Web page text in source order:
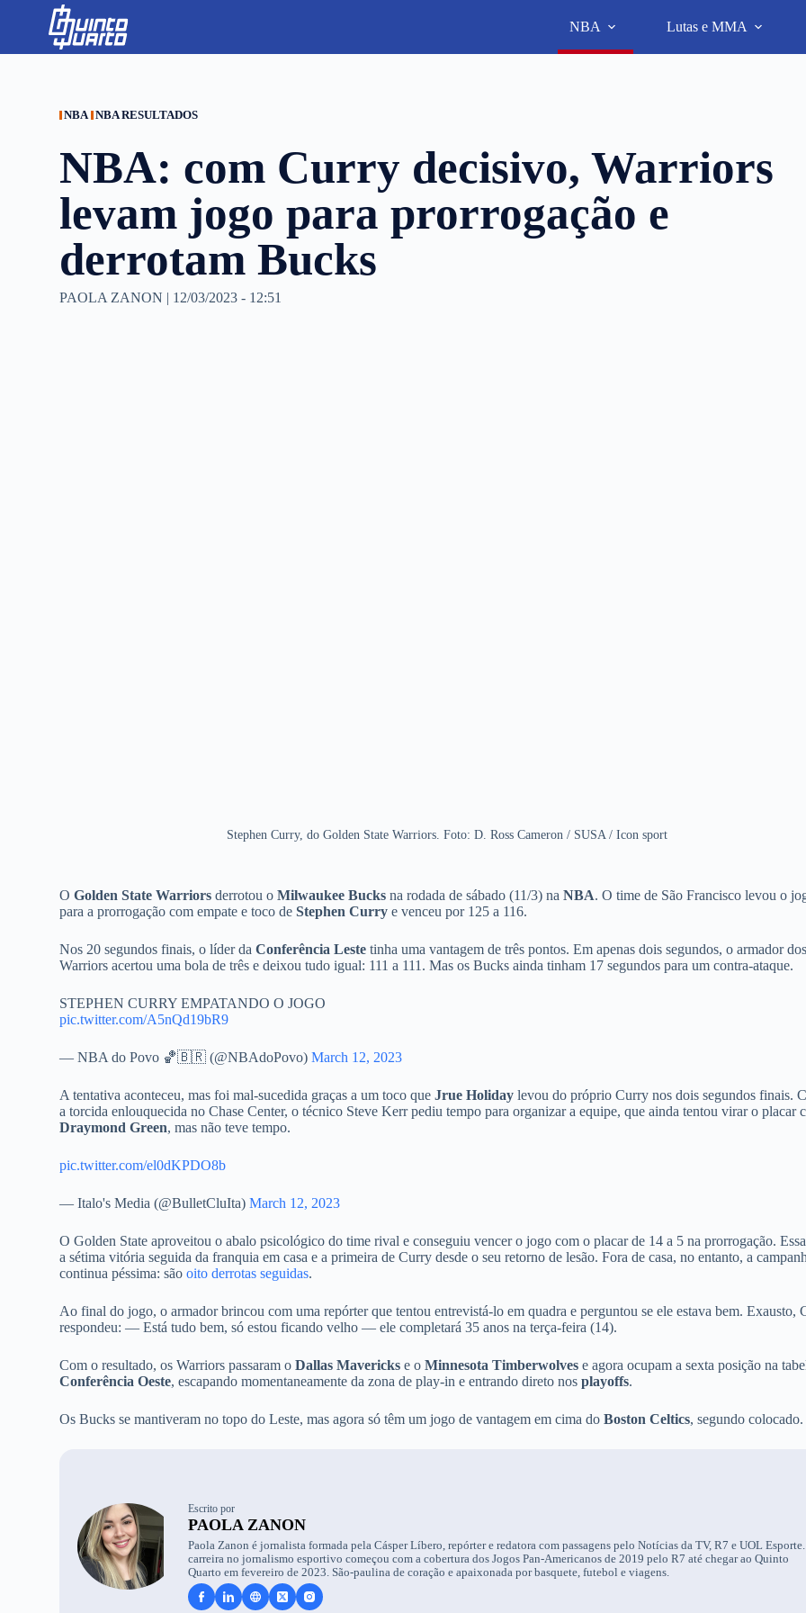
p
NBA Lutas e MMA
NBA NBA RESULTADOS
NBA: com Curry decisivo, Warriors
levam jogo para prorrogação e
derrotam Bucks
PAOLA ZANON | 12/03/2023 - 12:51
Stephen Curry, do Golden State Warriors. Foto: D. Ross Cameron / SUSA / Icon sport
OGolden State Warriors derrotou oMilwaukee Bucks na rodada de sábado (11/3) naNBA. O time de São Francisco levou o
para a prorrogação com empate e toco deStephen Curry e venceu por 125 a 116.
Nos 20 segundos finais, o líder daConferência Leste tinha uma vantagem de três pontos. Em apenas dois segundos, o armador dos
Warriors acertou uma bola de três e deixou tudo igual: 111 a 111. Mas os Bucks ainda tinham 17 segundos para um contra-ataque.
STEPHEN CURRY EMPATANDO O JOGO
pic.twitter.com/A5nQd19bR9
— NBA do Povo 🏀🇧🇷 (@NBAdoPovo)March 12, 2023
A tentativa aconteceu, mas foi mal-sucedida graças a um toco queJrue Holiday levou do próprio Curry nos dois segundos finais.
a torcida enlouquecida no Chase Center, o técnico Steve Kerr pediu tempo para organizar a equipe, que ainda tentou virar o placar
Draymond Green, mas não teve tempo.
pic.twitter.com/el0dKPDO8b
— Italo's Media (@BulletCluIta)March 12, 2023
O Golden State aproveitou o abalo psicológico do time rival e conseguiu vencer o jogo com o placar de 14 a 5 na prorrogação.
a sétima vitória seguida da franquia em casa e a primeira de Curry desde o seu retorno de lesão. Fora de casa, no entanto, a
continua péssima: sãooito derrotas seguidas.
Ao final do jogo, o armador brincou com uma repórter que tentou entrevistá-lo em quadra e perguntou se ele estava bem. Exausto,
respondeu: — Está tudo bem, só estou ficando velho — ele completará 35 anos na terça-feira (14).
Com o resultado, os Warriors passaram oDallas Mavericks e oMinnesota Timberwolves e agora ocupam a sexta posição na
Conferência Oeste, escapando momentaneamente da zona de play-in e entrando direto nosplayoffs.
Os Bucks se mantiveram no topo do Leste, mas agora só têm um jogo de vantagem em cima doBoston Celtics, segundo colocado.
Escrito por
PAOLA ZANON
Paola Zanon é jornalista formada pela Cásper Líbero, repórter e redatora com passagens pelo Notícias da TV, R7 e UOL
carreira no jornalismo esportivo começou com a cobertura dos Jogos Pan-Americanos de 2019 pelo R7 até chegar ao Quinto
Quarto em fevereiro de 2023. São-paulina de coração e apaixonada por basquete, futebol e viagens.